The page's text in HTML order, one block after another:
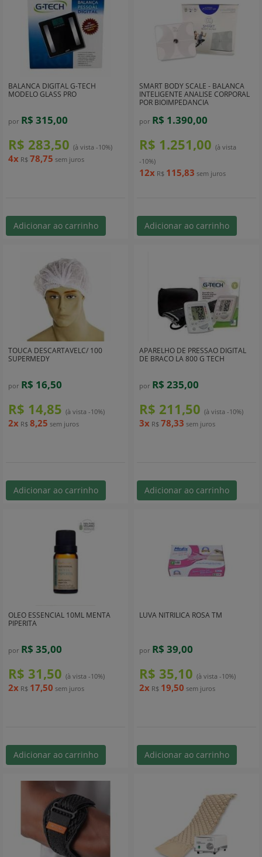
BALANCA DIGITAL G-TECH
MODELO GLASS PRO
por R$ 315,00
R$ 283,50 (à vista -10%)
4x R$ 78,75 sem juros
Adicionar ao carrinho
SMART BODY SCALE - BALANCA
INTELIGENTE ANALISE CORPORAL
POR BIOIMPEDANCIA
por R$ 1.390,00
R$ 1.251,00 (à vista
-10%)
12x R$ 115,83 sem juros
Adicionar ao carrinho
TOUCA DESCARTAVELC/ 100
SUPERMEDY
por R$ 16,50
R$ 14,85 (à vista -10%)
2x R$ 8,25 sem juros
Adicionar ao carrinho
APARELHO DE PRESSAO DIGITAL
DE BRACO LA 800 G TECH
por R$ 235,00
R$ 211,50 (à vista -10%)
3x R$ 78,33 sem juros
Adicionar ao carrinho
OLEO ESSENCIAL 10ML MENTA
PIPERITA
por R$ 35,00
R$ 31,50 (à vista -10%)
2x R$ 17,50 sem juros
Adicionar ao carrinho
LUVA NITRILICA ROSA TM
por R$ 39,00
R$ 35,10 (à vista -10%)
2x R$ 19,50 sem juros
Adicionar ao carrinho